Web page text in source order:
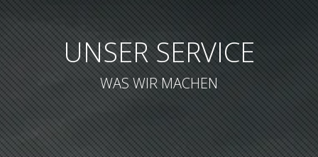
UNSER SERVICE
WAS WIR MACHEN